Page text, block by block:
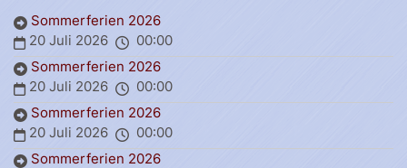
Sommerferien 2026
20 Juli 2026
00:00
Sommerferien 2026
20 Juli 2026
00:00
Sommerferien 2026
20 Juli 2026
00:00
Sommerferien 2026